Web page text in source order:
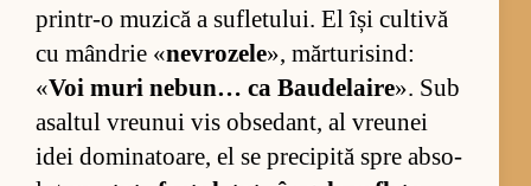
prin­tr-o mu­zică a su­fle­tu­lui. El își cul­tivă
cu mân­drie «nevrozele», măr­tu­ri­sind:
«Voi muri ne­bun… ca Ba­u­de­laire». Sub
asal­tul vre­u­nui vis ob­se­dant, al vre­u­nei
idei do­mi­na­toa­re, el se pre­ci­pită spre ab­so­